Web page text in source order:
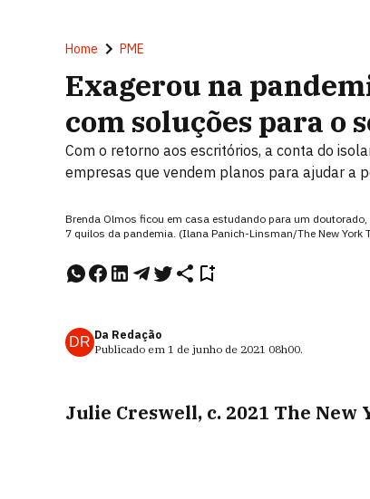
Home PME
Exagerou na
com soluções para o
Com o retorno aos escritórios, a conta do
empresas que vendem planos para ajudar a
Brenda Olmos ficou em casa estudando para um
7 quilos da pandemia. (Ilana Panich-Linsman/The New York
DR Da Redação
Publicado em 1 de junho de 2021 08h00.
Julie Creswell, c. 2021 The New